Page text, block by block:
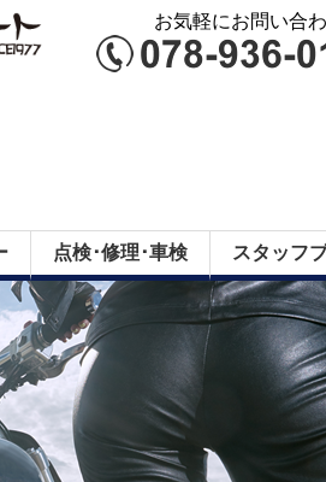
お気軽にお問い合
点検･修理･車検 スタッフ